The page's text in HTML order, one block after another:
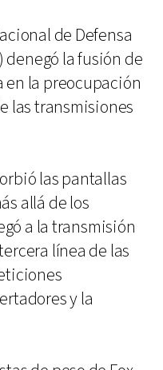
de Defensa
denegó la fusión de
en la preocupación
las transmisiones
las pantallas
allá de los
a la transmisión
línea de las
y la